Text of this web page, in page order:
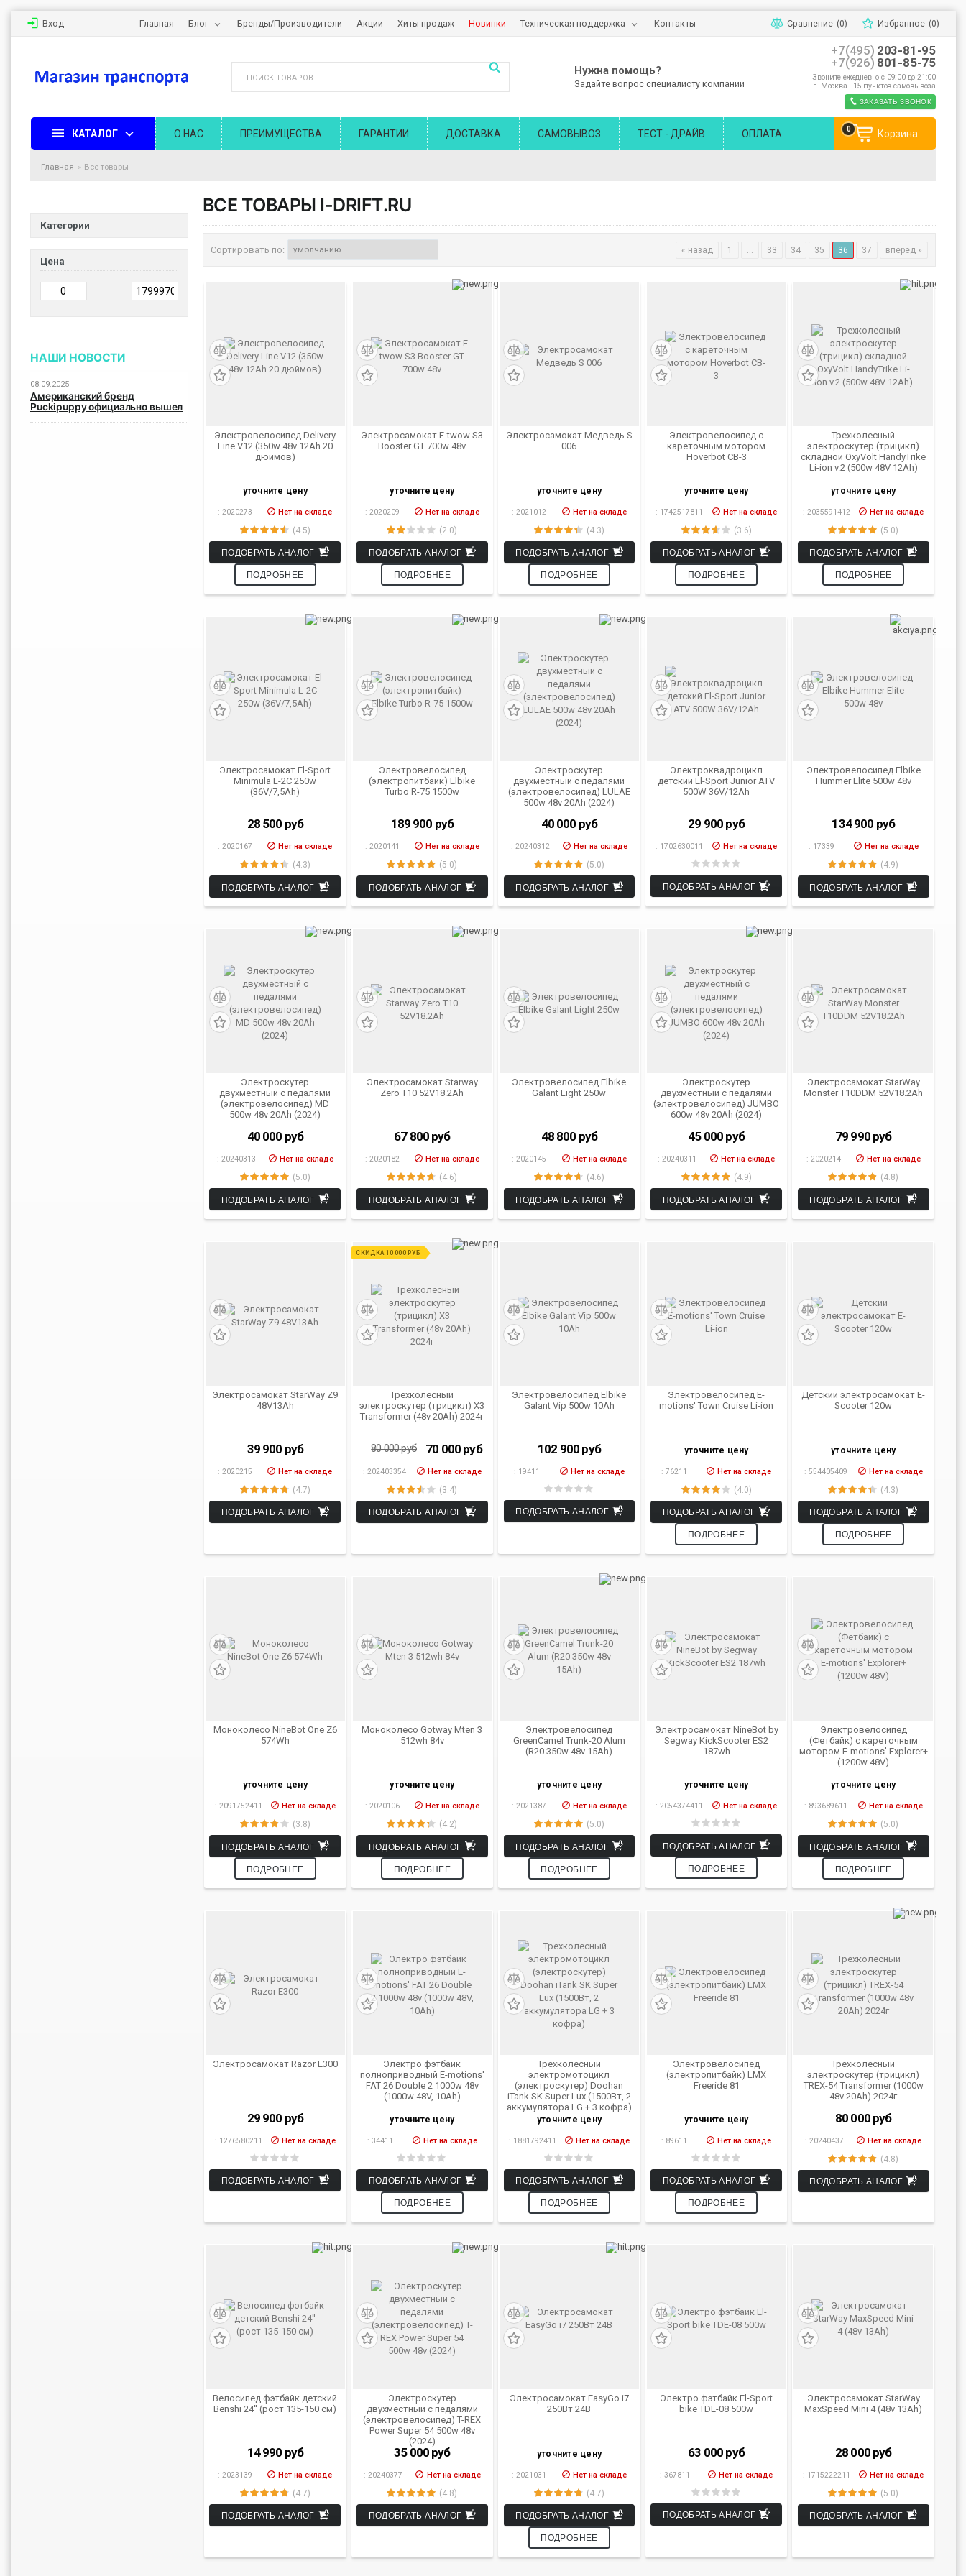
Вход Главная Блог Бренды/Производители Акции Хиты продаж Новинки Техническая поддержка Контакты Сравнение (0) Избранное (0)
Нужна помощь?
Задайте вопрос специалисту компании
+7(495) 203-81-95
+7(926) 801-85-75
Звоните ежедневно с 09:00 до 21:00
г. Москва - 15 пунктов самовывоза
ЗАКАЗАТЬ ЗВОНОК
КАТАЛОГ О НАС ПРЕИМУЩЕСТВА ГАРАНТИИ ДОСТАВКА САМОВЫВОЗ ТЕСТ - ДРАЙВ ОПЛАТА Корзина
0
Главная Все товары
Категории
Цена
ВСЕ ТОВАРЫ I-DRIFT.RU
Сортировать по: « назад 1 33 34 35 36 37 вперёд »
Электровелосипед Delivery
Line V12 (350w 48v 12Ah 20
дюймов)
уточните цену
: 2020273 Нет на складе
(4.5)
ПОДОБРАТЬ АНАЛОГ
ПОДРОБНЕЕ
Электросамокат E-twow S3
Booster GT 700w 48v
уточните цену
: 2020209 Нет на складе
(2.0)
ПОДОБРАТЬ АНАЛОГ
ПОДРОБНЕЕ
Электросамокат Медведь S
006
уточните цену
: 2021012 Нет на складе
(4.3)
ПОДОБРАТЬ АНАЛОГ
ПОДРОБНЕЕ
Электровелосипед с
кареточным мотором
Hoverbot CB-3
уточните цену
: 1742517811 Нет на складе
(3.6)
ПОДОБРАТЬ АНАЛОГ
ПОДРОБНЕЕ
Трехколесный
электроскутер (трицикл)
складной OxyVolt HandyTrike
Li-ion v.2 (500w 48V 12Ah)
уточните цену
: 2035591412 Нет на складе
(5.0)
ПОДОБРАТЬ АНАЛОГ
ПОДРОБНЕЕ
Электросамокат El-Sport
Minimula L-2C 250w
(36V/7,5Ah)
28 500 руб
: 2020167 Нет на складе
(4.3)
ПОДОБРАТЬ АНАЛОГ
Электровелосипед
(электропитбайк) Elbike
Turbo R-75 1500w
189 900 руб
: 2020141 Нет на складе
(5.0)
ПОДОБРАТЬ АНАЛОГ
Электроскутер
двухместный с педалями
(электровелосипед) LULAE
500w 48v 20Ah (2024)
40 000 руб
: 20240312 Нет на складе
(5.0)
ПОДОБРАТЬ АНАЛОГ
Электроквадроцикл
детский El-Sport Junior ATV
500W 36V/12Ah
29 900 руб
: 1702630011 Нет на складе
ПОДОБРАТЬ АНАЛОГ
Электровелосипед Elbike
Hummer Elite 500w 48v
134 900 руб
: 17339 Нет на складе
(4.9)
ПОДОБРАТЬ АНАЛОГ
Электроскутер
двухместный с педалями
(электровелосипед) MD
500w 48v 20Ah (2024)
40 000 руб
: 20240313 Нет на складе
(5.0)
ПОДОБРАТЬ АНАЛОГ
Электросамокат Starway
Zero T10 52V18.2Ah
67 800 руб
: 2020182 Нет на складе
(4.6)
ПОДОБРАТЬ АНАЛОГ
Электровелосипед Elbike
Galant Light 250w
48 800 руб
: 2020145 Нет на складе
(4.6)
ПОДОБРАТЬ АНАЛОГ
Электроскутер
двухместный с педалями
(электровелосипед) JUMBO
600w 48v 20Ah (2024)
45 000 руб
: 20240311 Нет на складе
(4.9)
ПОДОБРАТЬ АНАЛОГ
Электросамокат StarWay
Monster T10DDM 52V18.2Ah
79 990 руб
: 2020214 Нет на складе
(4.8)
ПОДОБРАТЬ АНАЛОГ
Электросамокат StarWay Z9
48V13Ah
39 900 руб
: 2020215 Нет на складе
(4.7)
ПОДОБРАТЬ АНАЛОГ
СКИДКА 10 000 РУБ
Трехколесный
электроскутер (трицикл) X3
Transformer (48v 20Ah) 2024г
80 000руб 70 000 руб
: 202403354 Нет на складе
(3.4)
ПОДОБРАТЬ АНАЛОГ
Электровелосипед Elbike
Galant Vip 500w 10Ah
102 900 руб
: 19411 Нет на складе
ПОДОБРАТЬ АНАЛОГ
Электровелосипед E-
motions' Town Cruise Li-ion
уточните цену
: 76211 Нет на складе
(4.0)
ПОДОБРАТЬ АНАЛОГ
ПОДРОБНЕЕ
Детский электросамокат E-
Scooter 120w
уточните цену
: 554405409 Нет на складе
(4.3)
ПОДОБРАТЬ АНАЛОГ
ПОДРОБНЕЕ
Моноколесо NineBot One Z6
574Wh
уточните цену
: 2091752411 Нет на складе
(3.8)
ПОДОБРАТЬ АНАЛОГ
ПОДРОБНЕЕ
Моноколесо Gotway Mten 3
512wh 84v
уточните цену
: 2020106 Нет на складе
(4.2)
ПОДОБРАТЬ АНАЛОГ
ПОДРОБНЕЕ
Электровелосипед
GreenCamel Trunk-20 Alum
(R20 350w 48v 15Ah)
уточните цену
: 2021387 Нет на складе
(5.0)
ПОДОБРАТЬ АНАЛОГ
ПОДРОБНЕЕ
Электросамокат NineBot by
Segway KickScooter ES2
187wh
уточните цену
: 2054374411 Нет на складе
ПОДОБРАТЬ АНАЛОГ
ПОДРОБНЕЕ
Электровелосипед
(Фетбайк) с кареточным
мотором E-motions' Explorer+
(1200w 48V)
уточните цену
: 893689611 Нет на складе
(5.0)
ПОДОБРАТЬ АНАЛОГ
ПОДРОБНЕЕ
Электросамокат Razor E300
29 900 руб
: 1276580211 Нет на складе
ПОДОБРАТЬ АНАЛОГ
Электро фэтбайк
полноприводный E-motions'
FAT 26 Double 2 1000w 48v
(1000w 48V, 10Ah)
уточните цену
: 34411 Нет на складе
ПОДОБРАТЬ АНАЛОГ
ПОДРОБНЕЕ
Трехколесный
электромотоцикл
(электроскутер) Doohan
iTank SK Super Lux (1500Вт, 2
аккумулятора LG + 3 кофра)
уточните цену
: 1881792411 Нет на складе
ПОДОБРАТЬ АНАЛОГ
ПОДРОБНЕЕ
Электровелосипед
(электропитбайк) LMX
Freeride 81
уточните цену
: 89611 Нет на складе
ПОДОБРАТЬ АНАЛОГ
ПОДРОБНЕЕ
Трехколесный
электроскутер (трицикл)
TREX-54 Transformer (1000w
48v 20Ah) 2024г
80 000 руб
: 20240437 Нет на складе
(4.8)
ПОДОБРАТЬ АНАЛОГ
Велосипед фэтбайк детский
Benshi 24'' (рост 135-150 см)
14 990 руб
: 2023139 Нет на складе
(4.7)
ПОДОБРАТЬ АНАЛОГ
Электроскутер
двухместный с педалями
(электровелосипед) T-REX
Power Super 54 500w 48v
(2024)
35 000 руб
: 20240377 Нет на складе
(4.8)
ПОДОБРАТЬ АНАЛОГ
Электросамокат EasyGo i7
250Вт 24В
уточните цену
: 2021031 Нет на складе
(4.7)
ПОДОБРАТЬ АНАЛОГ
ПОДРОБНЕЕ
Электро фэтбайк El-Sport
bike TDE-08 500w
63 000 руб
: 367811 Нет на складе
ПОДОБРАТЬ АНАЛОГ
Электросамокат StarWay
MaxSpeed Mini 4 (48v 13Ah)
28 000 руб
: 1715222211 Нет на складе
(5.0)
ПОДОБРАТЬ АНАЛОГ
НАШИ НОВОСТИ
08.09.2025
Американский бренд
Puckipuppy официально вышел